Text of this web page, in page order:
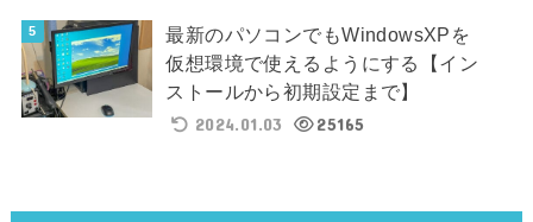
最新のパソコンでもWindowsXPを
仮想環境で使えるようにする【イン
ストールから初期設定まで】
2024.01.03
25165